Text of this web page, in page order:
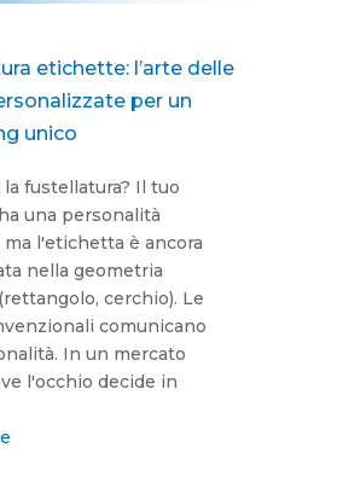
etichette: l’arte delle
per un
unico
la fustellatura? Il tuo
una personalità
l'etichetta è ancora
nella geometria
cerchio). Le
comunicano
In un mercato
l'occhio decide in